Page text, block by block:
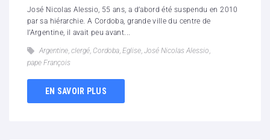
José Nicolas Alessio, 55 ans, a d’abord été suspendu en 2010
par sa hiérarchie. A Cordoba, grande ville du centre de
l’Argentine, il avait peu avant...
Argentine, clergé, Cordoba, Eglise, José Nicolas Alessio,
pape François
EN SAVOIR PLUS